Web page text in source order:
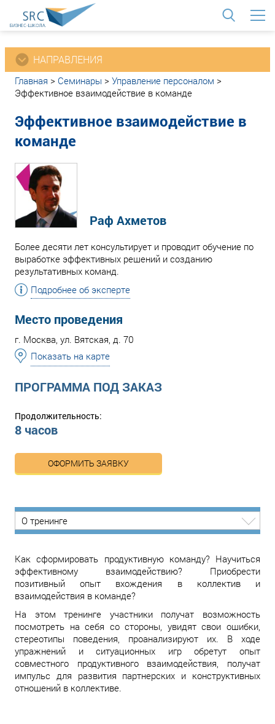
НАПРАВЛЕНИЯ
Главная > Семинары > Управление персоналом >
Эффективное взаимодействие в команде
Эффективное взаимодействие в
команде
Раф Ахметов
Более десяти лет консультирует и проводит обучение по
выработке эффективных решений и созданию
результативных команд.
Подробнее об эксперте
Место проведения
г. Москва, ул. Вятская, д. 70
Показать на карте
ПРОГРАММА ПОД ЗАКАЗ
Продолжительность:
8 часов
ОФОРМИТЬ ЗАЯВКУ
О тренинге
Как сформировать продуктивную команду? Научиться
эффективному взаимодействию? Приобрести
позитивный опыт вхождения в коллектив и
взаимодействия в команде?
На этом тренинге участники получат возможность
посмотреть на себя со стороны, увидят свои ошибки,
стереотипы поведения, проанализируют их. В ходе
упражнений и ситуационных игр обретут опыт
совместного продуктивного взаимодействия, получат
импульс для развития партнерских и конструктивных
отношений в коллективе.